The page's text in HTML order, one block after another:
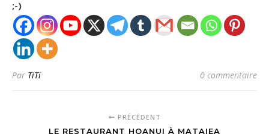
;-)
Par TiTi 0 commentaire
PRÉCÉDENT
LE RESTAURANT HOANUI À MATAIEA